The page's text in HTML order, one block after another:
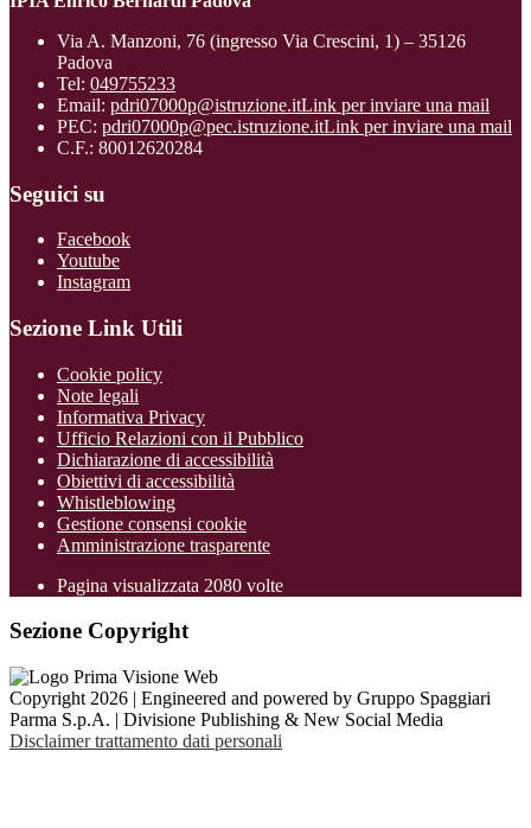
Via A. Manzoni, 76 (ingresso Via Crescini, 1) – 35126
Padova
Tel: 049755233
Email: pdri07000p@istruzione.itLink per inviare una mail
PEC: pdri07000p@pec.istruzione.itLink per inviare una mail
C.F.: 80012620284
Seguici su
Facebook
Youtube
Instagram
Sezione Link Utili
Cookie policy
Note legali
Informativa Privacy
Ufficio Relazioni con il Pubblico
Dichiarazione di accessibilità
Obiettivi di accessibilità
Whistleblowing
Gestione consensi cookie
Amministrazione trasparente
Pagina visualizzata 2080 volte
Sezione Copyright
Copyright 2026 | Engineered and powered by Gruppo Spaggiari
Parma S.p.A. | Divisione Publishing & New Social Media
Disclaimer trattamento dati personali